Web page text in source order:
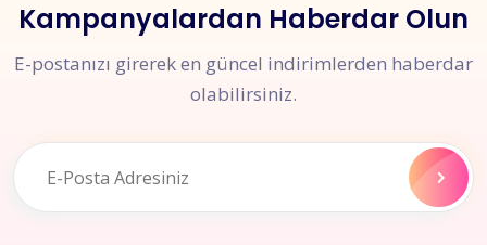
Kampanyalardan Haberdar Olun
E-postanızı girerek en güncel indirimlerden haberdar
olabilirsiniz.